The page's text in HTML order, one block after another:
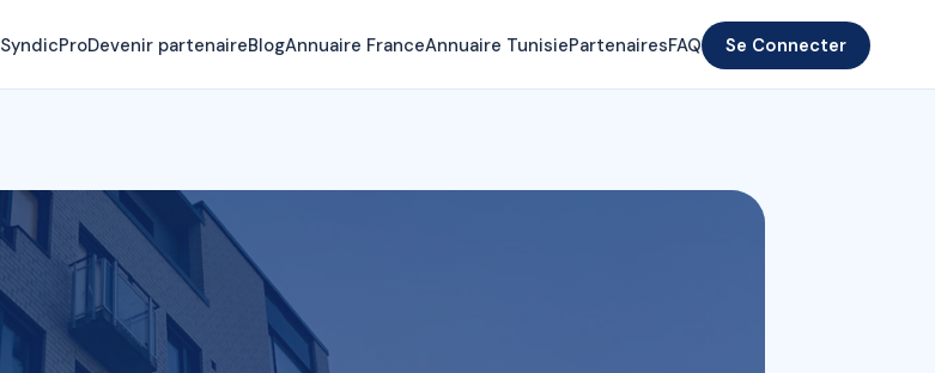
SyndicProDevenir partenaireBlogAnnuaire FranceAnnuaire TunisiePartenairesFAQ Se Connecter